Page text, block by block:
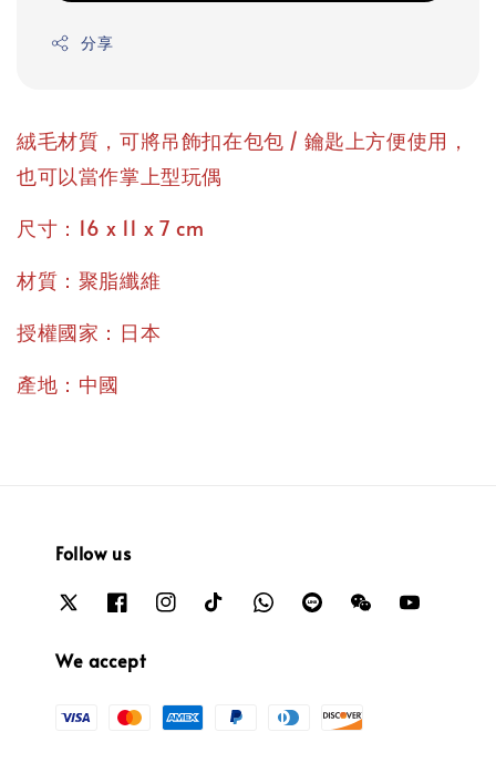
分享
絨毛材質，可將吊飾扣在包包 / 鑰匙上方便使用，
也可以當作掌上型玩偶
尺寸：16 x 11 x 7 cm
材質：聚脂纖維
授權國家：日本
產地：中國
Follow us
We accept